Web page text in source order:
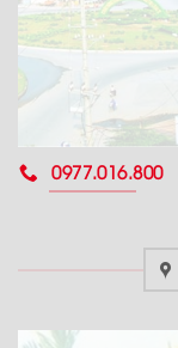
0977.016.800